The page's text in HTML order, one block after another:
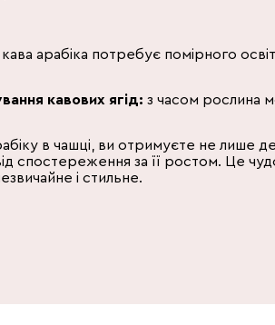
кава арабіка потребує помірного
кавових ягід: з часом рослина
в чашці, ви отримуєте не лише
спостереження за її ростом. Це
і стильне.